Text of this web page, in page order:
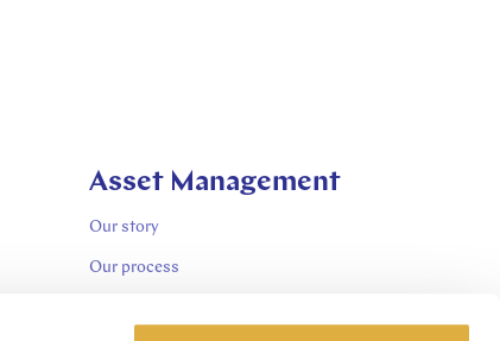
Asset Management
Our story
Our process